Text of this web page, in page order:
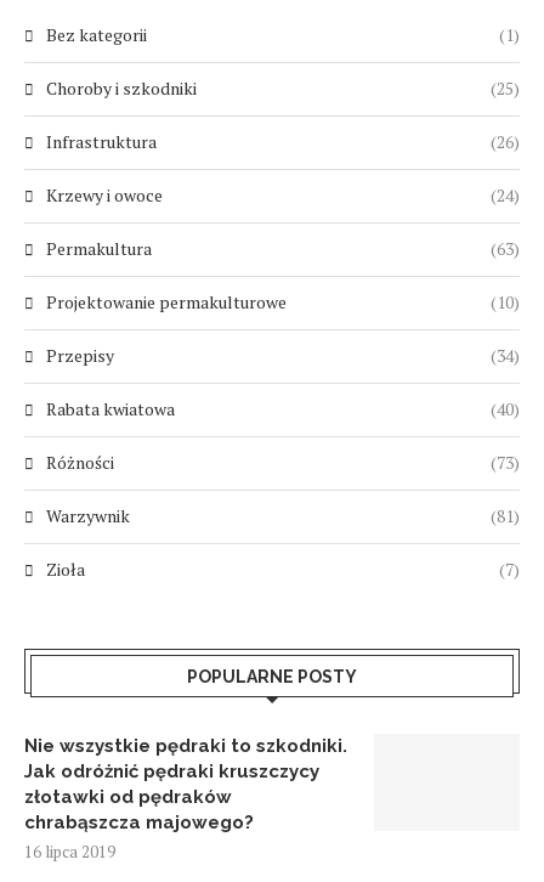
Bez kategorii (1)
Choroby i szkodniki (25)
Infrastruktura (26)
Krzewy i owoce (24)
Permakultura (63)
Projektowanie permakulturowe (10)
Przepisy (34)
Rabata kwiatowa (40)
Różności (73)
Warzywnik (81)
Zioła (7)
POPULARNE POSTY
Nie wszystkie pędraki to szkodniki.
Jak odróżnić pędraki kruszczycy
złotawki od pędraków
chrabąszcza majowego?
16 lipca 2019